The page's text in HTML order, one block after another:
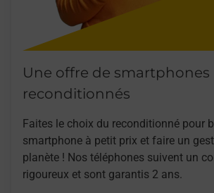
Une offre de smartphones
reconditionnés
Faites le choix du reconditionné pour
smartphone à petit prix et faire un
planète ! Nos téléphones suivent un
rigoureux et sont garantis 2 ans.